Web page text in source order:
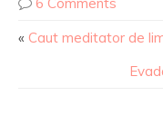
« Caut meditator de